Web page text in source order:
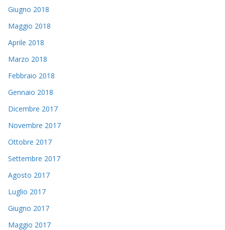
Giugno 2018
Maggio 2018
Aprile 2018
Marzo 2018
Febbraio 2018
Gennaio 2018
Dicembre 2017
Novembre 2017
Ottobre 2017
Settembre 2017
Agosto 2017
Luglio 2017
Giugno 2017
Maggio 2017